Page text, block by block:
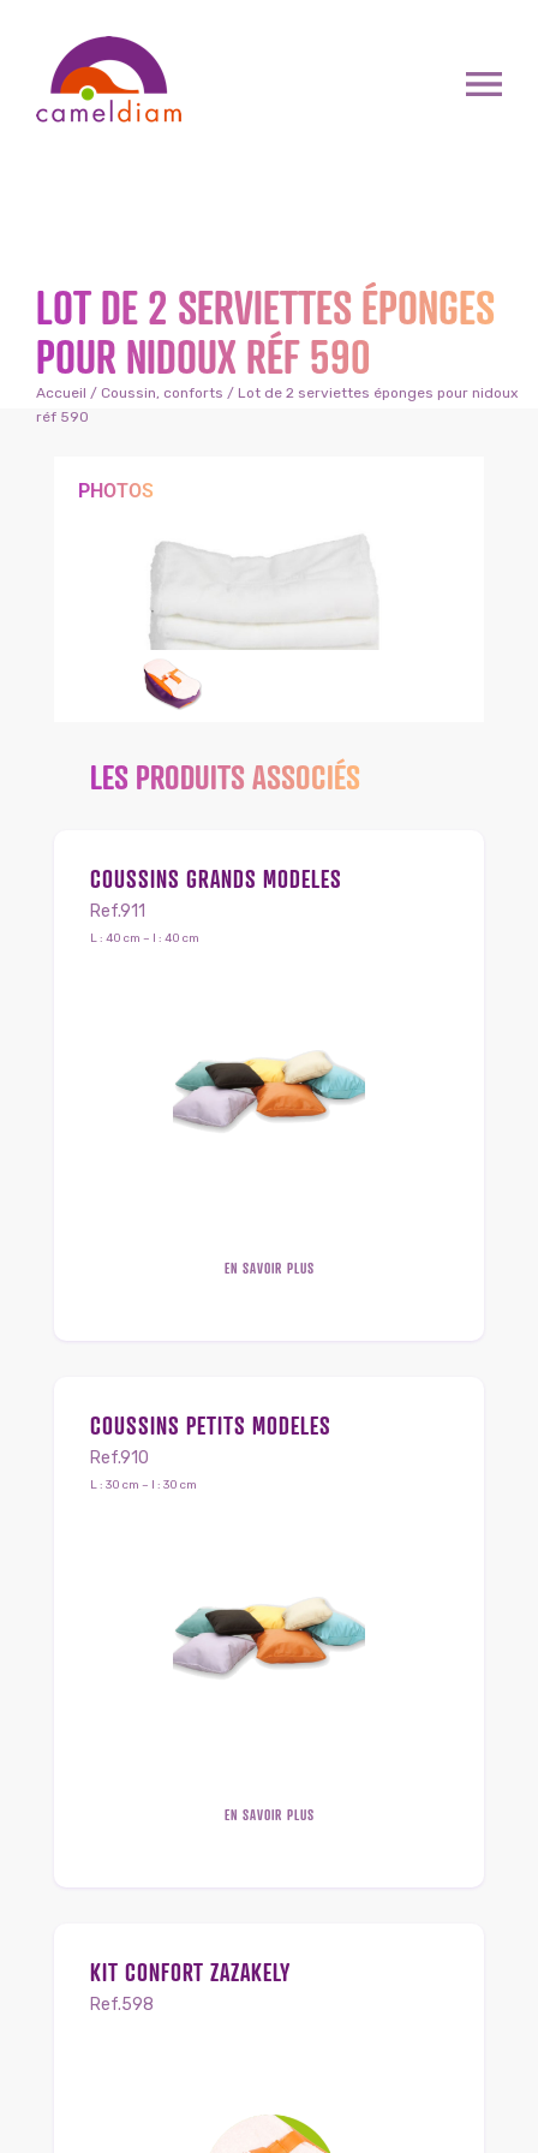
LOT DE 2 SERVIETTES ÉPONGES
POUR NIDOUX RÉF 590
Accueil / Coussin, conforts / Lot de 2 serviettes éponges pour nidoux
réf 590
PHOTOS
LES PRODUITS ASSOCIÉS
COUSSINS GRANDS MODELES
Ref.911
L : 40 cm – l : 40 cm
EN SAVOIR PLUS
COUSSINS PETITS MODELES
Ref.910
L : 30 cm – l : 30 cm
EN SAVOIR PLUS
KIT CONFORT ZAZAKELY
Ref.598